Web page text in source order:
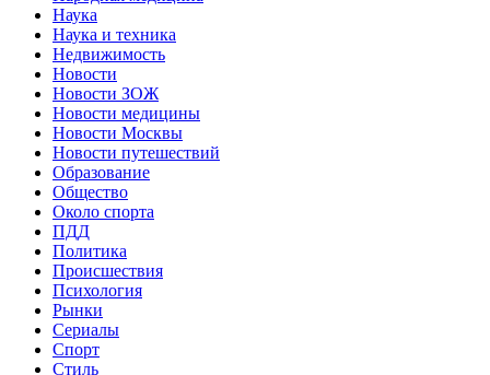
Наука
Наука и техника
Недвижимость
Новости
Новости ЗОЖ
Новости медицины
Новости Москвы
Новости путешествий
Образование
Общество
Около спорта
ПДД
Политика
Происшествия
Психология
Рынки
Сериалы
Спорт
Стиль